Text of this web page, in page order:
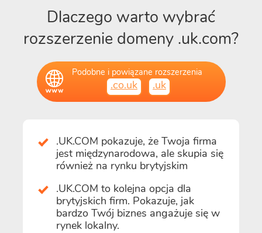
Dlaczego warto wybrać
rozszerzenie domeny .uk.com?
Podobne i powiązane rozszerzenia
.co.uk .uk
.UK.COM pokazuje, że Twoja firma
jest międzynarodowa, ale skupia się
również na rynku brytyjskim
.UK.COM to kolejna opcja dla
brytyjskich firm. Pokazuje, jak
bardzo Twój biznes angażuje się w
rynek lokalny.